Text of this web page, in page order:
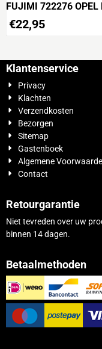
FUJIMI 722276 OPEL
GERMAN MILITARY
€22,95
Klantenservice
Privacy
Klachten
Verzendkosten
Bezorgen
Sitemap
Gastenboek
Algemene
Contact
Retourgarantie
Niet tevreden over uw
binnen 14 dagen.
Betaalmethoden